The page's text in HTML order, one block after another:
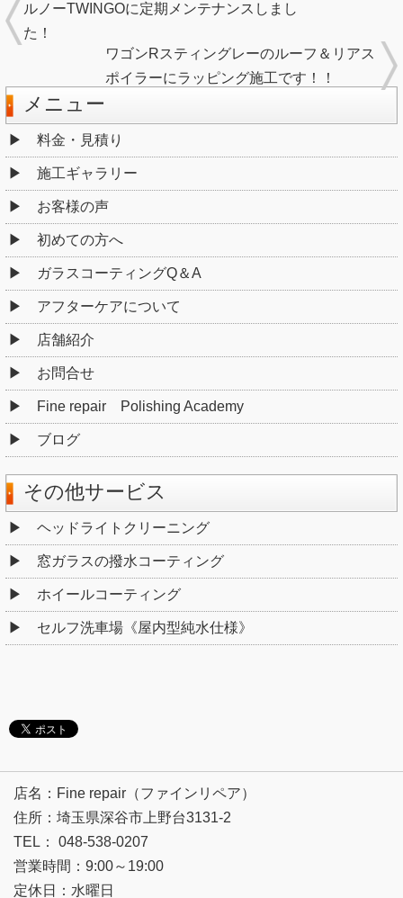
ルノーTWINGOに定期メンテナンスしまし
た！
ワゴンRスティングレーのルーフ＆リアス
ポイラーにラッピング施工です！！
メニュー
料金・見積り
施工ギャラリー
お客様の声
初めての方へ
ガラスコーティングQ＆A
アフターケアについて
店舗紹介
お問合せ
Fine repair Polishing Academy
ブログ
その他サービス
ヘッドライトクリーニング
窓ガラスの撥水コーティング
ホイールコーティング
セルフ洗車場《屋内型純水仕様》
店名：Fine repair（ファインリペア）
住所：埼玉県深谷市上野台3131-2
TEL： 048-538-0207
営業時間：9:00～19:00
定休日：水曜日